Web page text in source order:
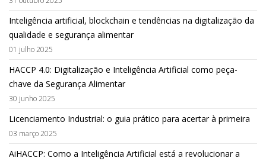
Inteligência artificial, blockchain e tendências na digitalização da
qualidade e segurança alimentar
01 julho 2025
HACCP 4.0: Digitalização e Inteligência Artificial como peça-
chave da Segurança Alimentar
30 junho 2025
Licenciamento Industrial: o guia prático para acertar à primeira
03 março 2025
AiHACCP: Como a Inteligência Artificial está a revolucionar a